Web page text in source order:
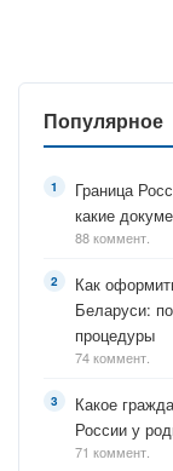
Популярное
Граница
какие
88 коммент.
Как
Беларуси:
процедуры
74 коммент.
Какое
России у
71 коммент.